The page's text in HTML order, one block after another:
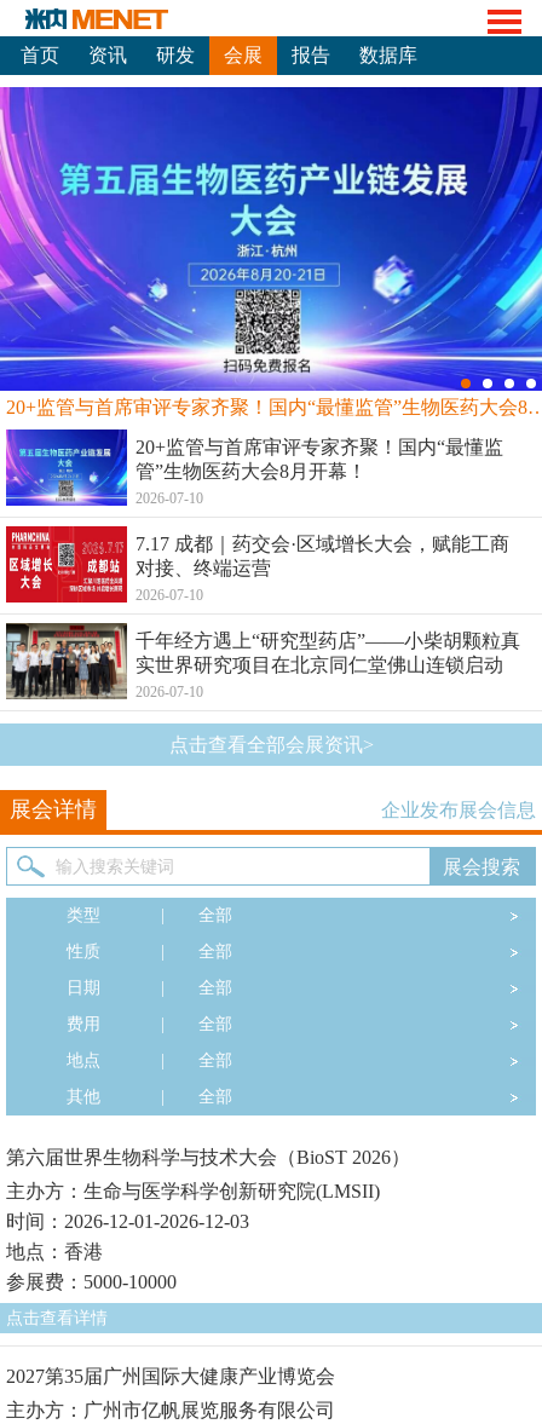
首页 资讯 研发 会展 报告 数据库
20+监管与首席审评专家齐聚！国内“最
20+监管与首席审评专家齐聚！国内“最懂监
管”生物医药大会8月开幕！
2026-07-10
7.17 成都｜药交会·区域增长大会，赋能工商
对接、终端运营
2026-07-10
千年经方遇上“研究型药店”——小柴胡颗粒真
实世界研究项目在北京同仁堂佛山连锁启动
2026-07-10
点击查看全部会展资讯>
展会详情 企业发布展会信息
类型
全部
性质
全部
日期
全部
费用
全部
地点
全部
其他
全部
第六届世界生物科学与技术大会（BioST 2026）
主办方：生命与医学科学创新研究院(LMSII)
时间：2026-12-01-2026-12-03
地点：香港
参展费：5000-10000
点击查看详情
2027第35届广州国际大健康产业博览会
主办方：广州市亿帆展览服务有限公司